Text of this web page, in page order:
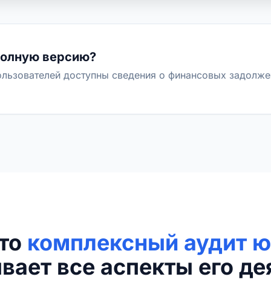
версию?
доступны сведения о финансовых
комплексный аудит
все аспекты его